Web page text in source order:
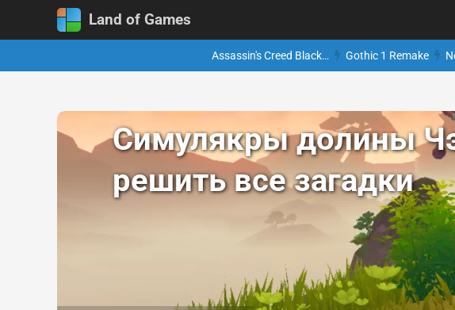
Land of Games
Assassin's Creed Black… Gothic 1 Remake
Симулякры долины
решить все загадки